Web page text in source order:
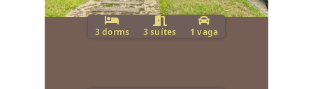
3 dorms 3 suítes 1 vaga